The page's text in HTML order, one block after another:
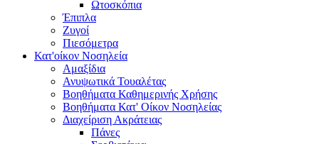
Ωτοσκόπια
Έπιπλα
Ζυγοί
Πιεσόμετρα
Κατ'οίκον Νοσηλεία
Αμαξίδια
Ανυψωτικά Τουαλέτας
Βοηθήματα Καθημερινής Χρήσης
Βοηθήματα Κατ' Οίκον Νοσηλείας
Διαχείριση Ακράτειας
Πάνες